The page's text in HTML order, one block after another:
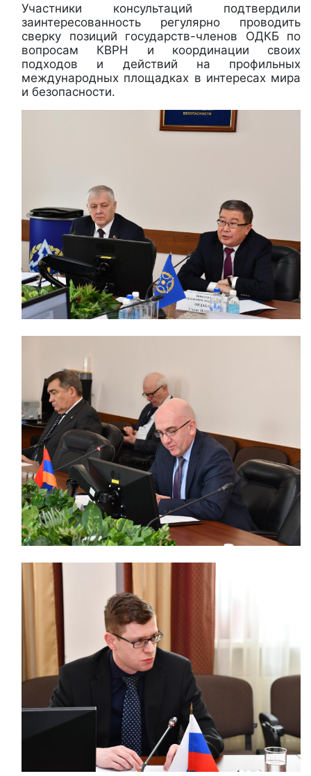
Участники консультаций подтвердили
заинтересованность регулярно проводить
сверку позиций государств-членов ОДКБ по
вопросам КВРН и координации своих
подходов и действий на профильных
международных площадках в интересах мира
и безопасности.